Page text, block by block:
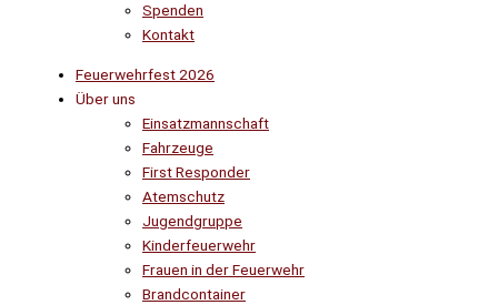
Spenden
Kontakt
Feuerwehrfest 2026
Über uns
Einsatzmannschaft
Fahrzeuge
First Responder
Atemschutz
Jugendgruppe
Kinderfeuerwehr
Frauen in der Feuerwehr
Brandcontainer